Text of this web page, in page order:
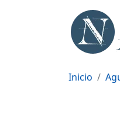
Inicio